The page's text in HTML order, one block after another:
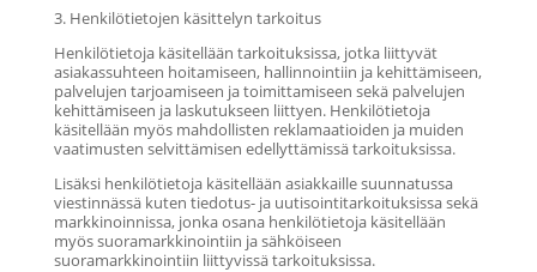
3. Henkilötietojen käsittelyn tarkoitus
Henkilötietoja käsitellään tarkoituksissa, jotka liittyvät
asiakassuhteen hoitamiseen, hallinnointiin ja kehittämiseen,
palvelujen tarjoamiseen ja toimittamiseen sekä palvelujen
kehittämiseen ja laskutukseen liittyen. Henkilötietoja
käsitellään myös mahdollisten reklamaatioiden ja muiden
vaatimusten selvittämisen edellyttämissä tarkoituksissa.
Lisäksi henkilötietoja käsitellään asiakkaille suunnatussa
viestinnässä kuten tiedotus- ja uutisointitarkoituksissa sekä
markkinoinnissa, jonka osana henkilötietoja käsitellään
myös suoramarkkinointiin ja sähköiseen
suoramarkkinointiin liittyvissä tarkoituksissa.